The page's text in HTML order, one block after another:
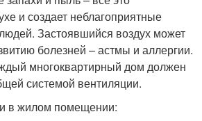
и создает неблагоприятные
Застоявшийся воздух может
болезней – астмы и аллергии.
многоквартирный дом должен
системой вентиляции.
в жилом помещении: